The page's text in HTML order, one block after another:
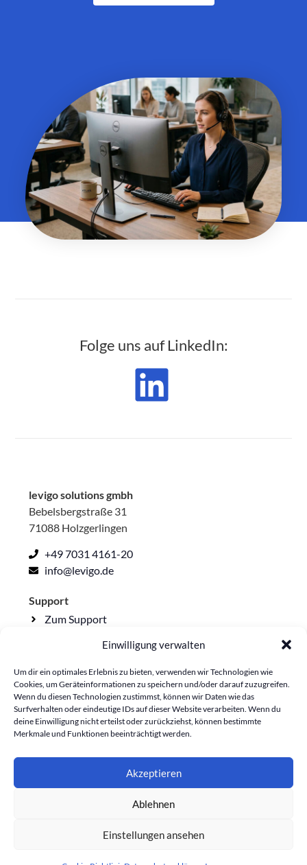
Einwilligung verwalten
Um dir ein optimales Erlebnis zu bieten, verwenden wir Technologien wie
Cookies, um Geräteinformationen zu speichern und/oder darauf zuzugreifen.
Wenn du diesen Technologien zustimmst, können wir Daten wie das
Surfverhalten oder eindeutige IDs auf dieser Website verarbeiten. Wenn du
deine Einwilligung nicht erteilst oder zurückziehst, können bestimmte
Merkmale und Funktionen beeinträchtigt werden.
Akzeptieren
Ablehnen
Einstellungen ansehen
Folge uns auf LinkedIn:
levigo solutions gmbh
Bebelsbergstraße 31
71088 Holzgerlingen
+49 7031 4161-20
info@levigo.de
Support
Zum Support
Rechtliche Seiten
Impressum
Datenschutzerklärung
Lieferkettensorgfalt
Cookie-Richtlinie
Copyright © 2026 levigo holding gmbh, 71088
Holzgerlingen. Alle Rechte vorbehalten.